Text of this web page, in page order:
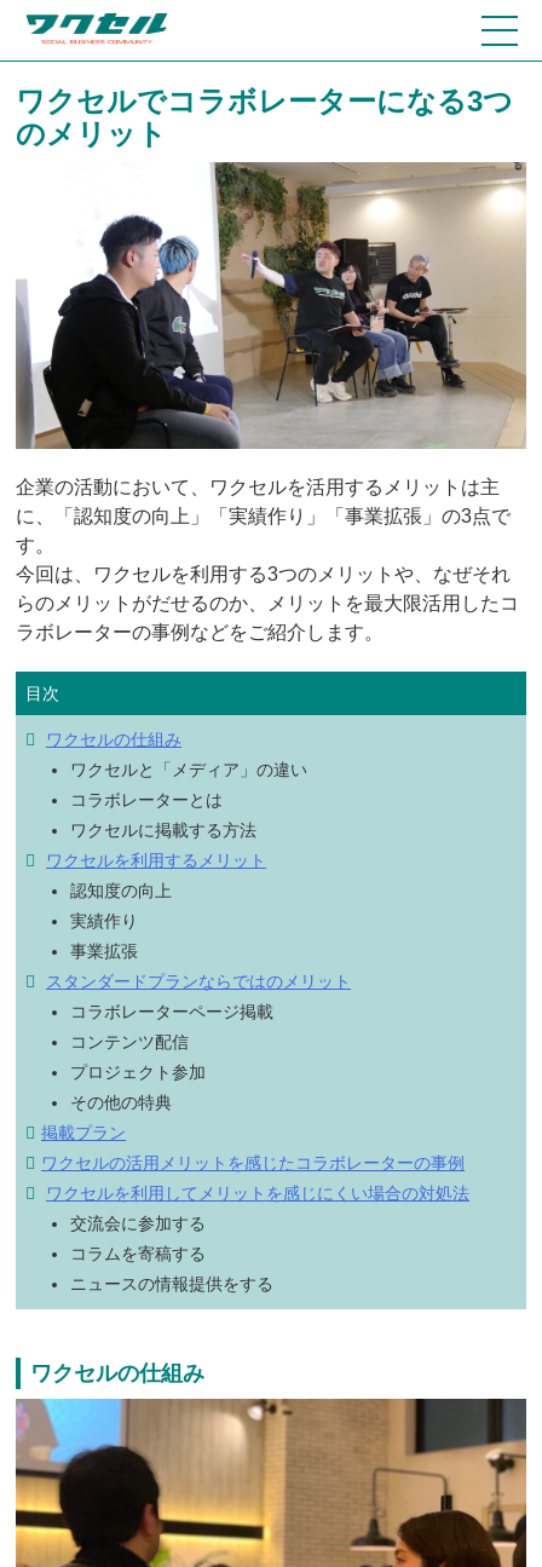
ワクセルでコラボレーターになる3つ
のメリット
企業の活動において、ワクセルを活用するメリットは主
に、「認知度の向上」「実績作り」「事業拡張」の3点で
す。
今回は、ワクセルを利用する3つのメリットや、なぜそれ
らのメリットがだせるのか、メリットを最大限活用したコ
ラボレーターの事例などをご紹介します。
ワクセルの仕組み
ワクセルと「メディア」の違い
コラボレーターとは
ワクセルに掲載する方法
ワクセルを利用するメリット
認知度の向上
実績作り
事業拡張
スタンダードプランならではのメリット
コラボレーターページ掲載
コンテンツ配信
プロジェクト参加
その他の特典
掲載プラン
ワクセルの活用メリットを感じたコラボレーターの事例
ワクセルを利用してメリットを感じにくい場合の対処法
交流会に参加する
コラムを寄稿する
ニュースの情報提供をする
ワクセルの仕組み